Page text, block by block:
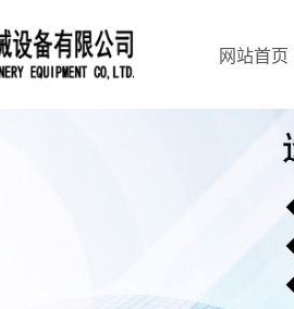
网站首页